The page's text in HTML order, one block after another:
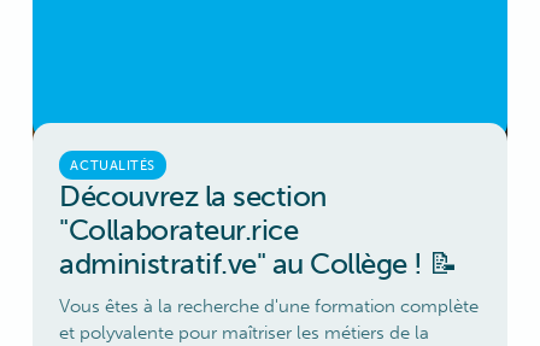
ACTUALITÉS
Découvrez la section
"Collaborateur.rice
administratif.ve" au Collège ! 📝
Vous êtes à la recherche d'une formation complète
et polyvalente pour maîtriser les métiers de la